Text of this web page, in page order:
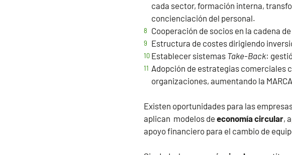
cada sector, formación interna,
concienciación del personal.
Cooperación de socios en la cadena
Estructura de costes dirigiendo
Establecer sistemas Take-Back:
Adopción de estrategias comerciales
organizaciones, aumentando la
Existen oportunidades para las
aplican modelos de economía circular,
apoyo financiero para el cambio de